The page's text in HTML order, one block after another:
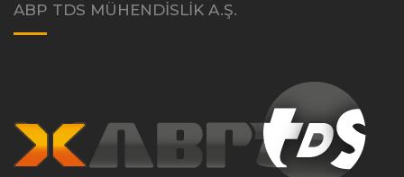
ABP TDS MÜHENDISLIK A.Ş.